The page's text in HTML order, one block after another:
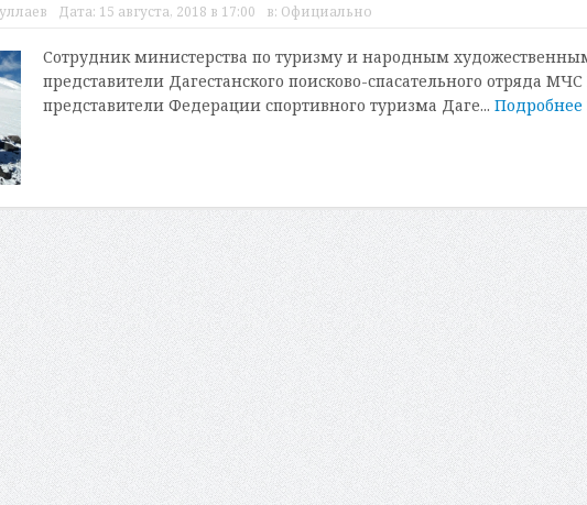
Дата: 15 августа, 2018 в 17:00 в: Официально
Сотрудник министерства по туризму и народным
представители Дагестанского поисково-спасательного отряда
представители Федерации спортивного туризма Даге... Подробнее